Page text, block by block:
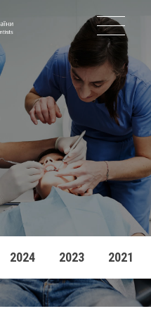
ПРО
ІСТОРІЯ
ПОДІЇ
БЛОГ
2024 2023 2021